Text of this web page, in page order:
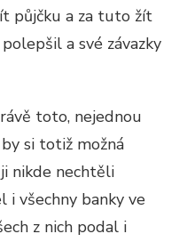
půjčku a za tuto žít
a své závazky
toto, nejednou
si totiž možná
nikde nechtěli
i všechny banky ve
z nich podal i